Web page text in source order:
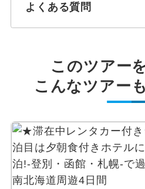
よくある質問
このツアー
こんなツアー